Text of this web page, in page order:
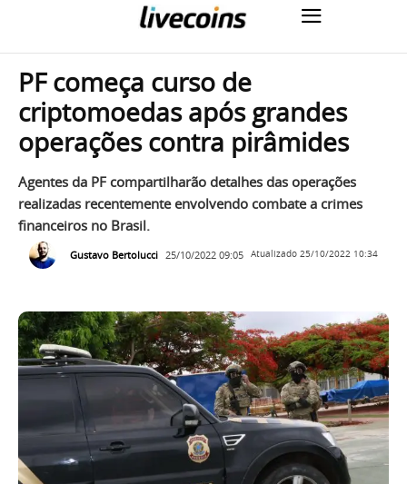
PF começa curso de
criptomoedas após grandes
operações contra pirâmides
Agentes da PF compartilharão detalhes das operações
realizadas recentemente envolvendo combate a crimes
financeiros no Brasil.
Gustavo Bertolucci 25/10/2022 09:05 Atualizado 25/10/2022 10:34